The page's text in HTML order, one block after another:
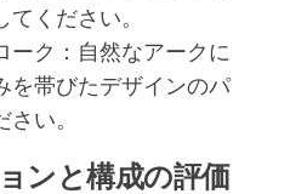
ください。
ーク：自然なアークに
を帯びたデザインのパ
い。
ンと構成の評価